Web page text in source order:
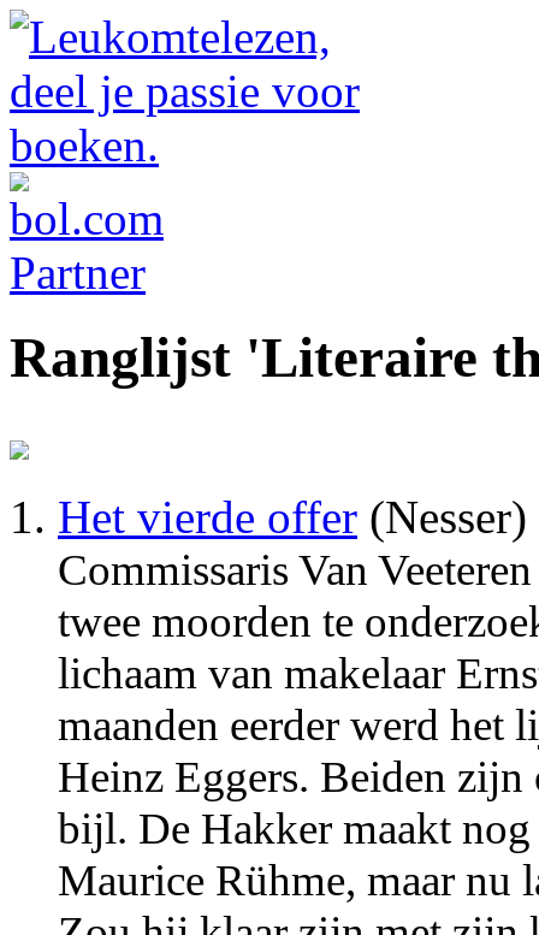
Ranglijst 'Literaire
Het vierde offer (Nesser)
Commissaris Van
twee moorden te
lichaam van makelaar
maanden eerder werd het
Heinz Eggers. Beiden
bijl. De Hakker maakt nog
Maurice Rühme, maar nu